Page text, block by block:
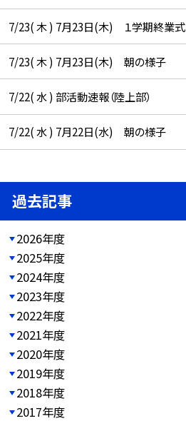
7/23( 木 ) 7月23日(木) １学期終業式
7/23( 木 ) 7月23日(木) 朝の様子
7/22( 水 ) 部活動速報（陸上部）
7/22( 水 ) 7月22日(水) 朝の様子
過去記事
2026年度
2025年度
2024年度
2023年度
2022年度
2021年度
2020年度
2019年度
2018年度
2017年度